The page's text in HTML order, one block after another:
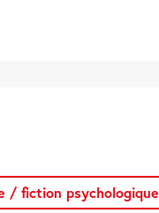
/ fiction psychologique